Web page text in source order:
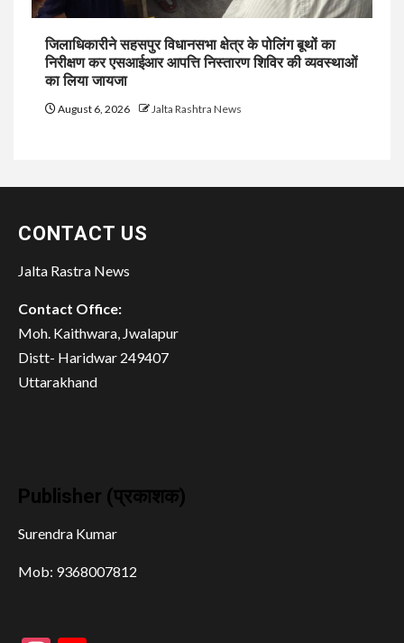
जिलाधिकारीने सहसपुर विधानसभा क्षेत्र के पोलिंग बूथों का
निरीक्षण कर एसआईआर आपत्ति निस्तारण शिविर की व्यवस्थाओं
का लिया जायजा
August 6, 2026 Jalta Rashtra News
CONTACT US
Jalta Rastra News
Contact Office:
Moh. Kaithwara, Jwalapur
Distt- Haridwar 249407
Uttarakhand
Publisher (प्रकाशक)
Surendra Kumar
Mob: 9368007812